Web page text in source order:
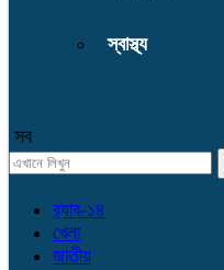
স্বাস্থ্য
সব
র‌্যাব-১৪
খেলা
জাতীয়